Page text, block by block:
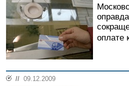
оплате
// 09.12.2009